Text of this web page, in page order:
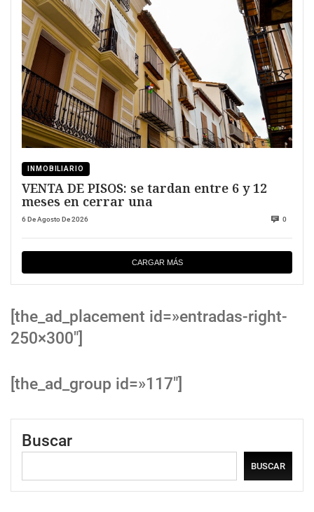
INMOBILIARIO
VENTA DE PISOS: se tardan entre 6 y 12
meses en cerrar una
6 De Agosto De 2026 0
CARGAR MÁS
[the_ad_placement id=»entradas-right-
250×300″]
[the_ad_group id=»117″]
Buscar
BUSCAR